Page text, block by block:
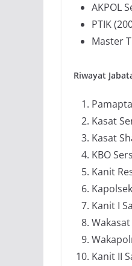
AKPOL
PTIK
Master
Riwayat
Kasat
Kasat
KBO
Kanit
Kanit I
Kanit II